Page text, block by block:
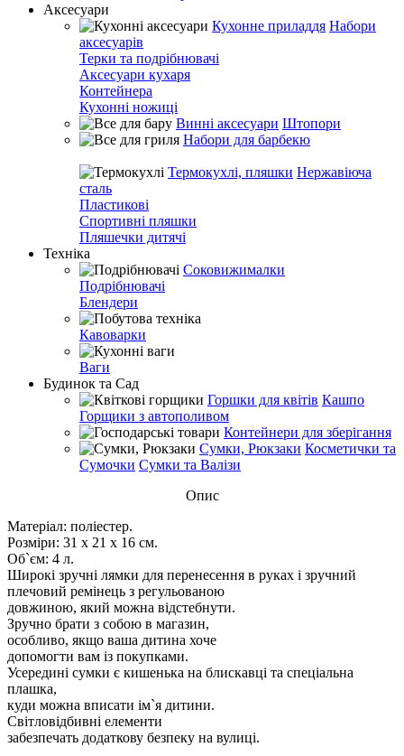
Аксесуари
Кухонне приладдя Набори
аксесуарів
Терки та подрібнювачі
Аксесуари кухаря
Контейнера
Кухонні ножиці
Винні аксесуари Штопори
Набори для барбекю
Термокухлі, пляшки Нержавіюча
сталь
Пластикові
Спортивні пляшки
Пляшечки дитячі
Техніка
Соковижималки
Подрібнювачі
Блендери
Кавоварки
Ваги
Будинок та Сад
Горшки для квітів Кашпо
Горщики з автополивом
Контейнери для зберігання
Сумки, Рюкзаки Косметички та
Сумочки Сумки та Валізи
Опис
Матеріал: поліестер.
Розміри: 31 х 21 х 16 см.
Об`єм: 4 л.
Широкі зручні лямки для перенесення в руках і зручний
плечовий ремінець з регульованою
довжиною, який можна відстебнути.
Зручно брати з собою в магазин,
особливо, якщо ваша дитина хоче
допомогти вам із покупками.
Усередині сумки є кишенька на блискавці та спеціальна
плашка,
куди можна вписати ім`я дитини.
Світловідбивні елементи
забезпечать додаткову безпеку на вулиці.